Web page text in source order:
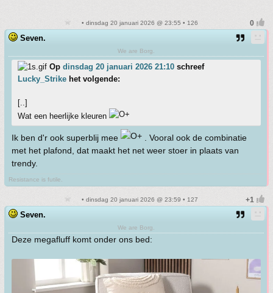
• dinsdag 20 januari 2026 @ 23:55 • 126
Seven.
We are Borg.
Op dinsdag 20 januari 2026 21:10 schreef
Lucky_Strike het volgende:
[..]
Wat een heerlijke kleuren
Ik ben d'r ook superblij mee
. Vooral ook de combinatie
met het plafond, dat maakt het net weer stoer in plaats van
trendy.
Resistance is futile.
• dinsdag 20 januari 2026 @ 23:59 • 127
Seven.
We are Borg.
Deze megafluff komt onder ons bed: